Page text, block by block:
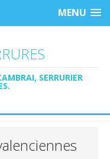
MENU
SERRURIER